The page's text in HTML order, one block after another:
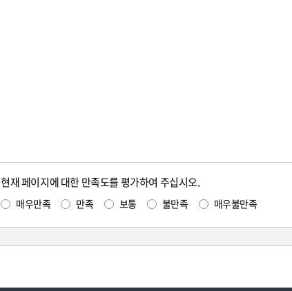
현재 페이지에 대한 만족도를 평가하여 주십시오.
매우만족 만족 보통 불만족 매우불만족